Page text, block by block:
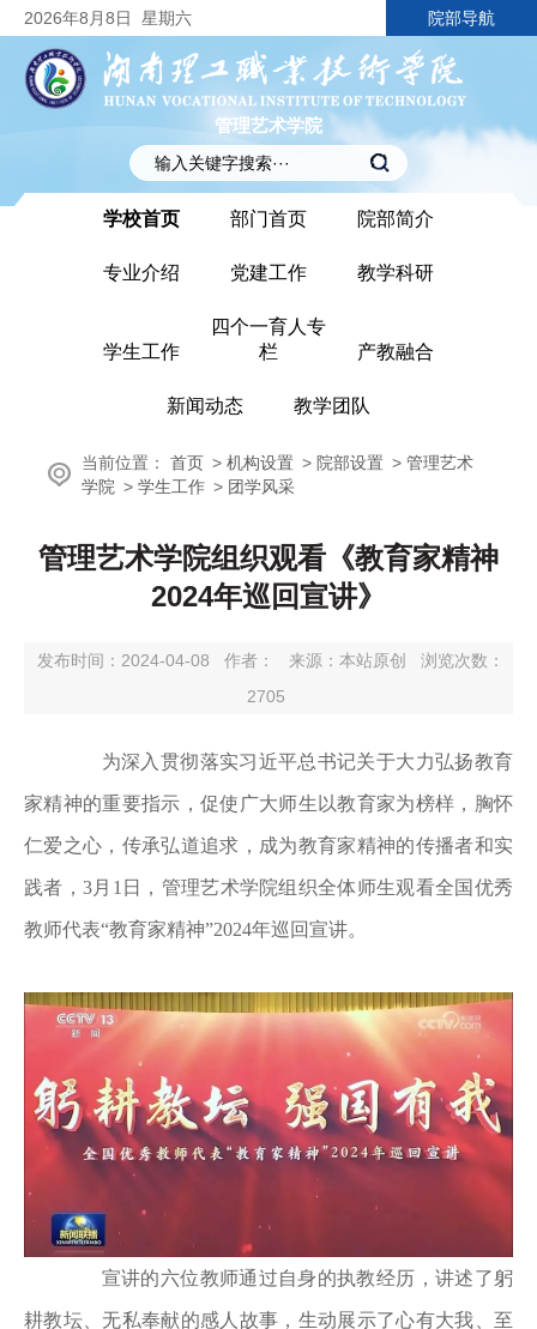
2026年8月8日 星期六 院部导航
管理艺术学院
学校首页 部门首页 院部简介
专业介绍 党建工作 教学科研
学生工作
四个一育人专
栏
产教融合
新闻动态 教学团队
当前位置： 首页 > 机构设置 > 院部设置 > 管理艺术
学院 > 学生工作 > 团学风采
管理艺术学院组织观看《教育家精神
2024年巡回宣讲》
发布时间：2024-04-08 作者： 来源：本站原创
浏览次数：
2705
为深入贯彻落实习近平总书记关于大力弘扬教育
家精神的重要指示，促使广大师生以教育家为榜样，胸怀
仁爱之心，传承弘道追求，成为教育家精神的传播者和实
践者，3月1日，管理艺术学院组织全体师生观看全国优秀
教师代表“教育家精神”2024年巡回宣讲。
宣讲的六位教师通过自身的执教经历，讲述了躬
耕教坛、无私奉献的感人故事，生动展示了心有大我、至